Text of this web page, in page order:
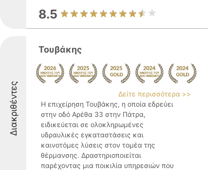
8.5
Διακριθέντες
Τουβάκης
Δείτε περισσότερα >>
Η επιχείρηση Τουβάκης, η οποία εδρεύει
στην οδό Αρέθα 33 στην Πάτρα,
ειδικεύεται σε ολοκληρωμένες
υδραυλικές εγκαταστάσεις και
καινοτόμες λύσεις στον τομέα της
θέρμανσης. Δραστηριοποιείται
παρέχοντας μια ποικιλία υπηρεσιών που